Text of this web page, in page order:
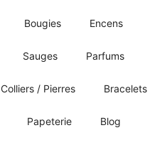
Bougies Encens
Sauges Parfums
Colliers / Pierres Bracelets
Papeterie Blog